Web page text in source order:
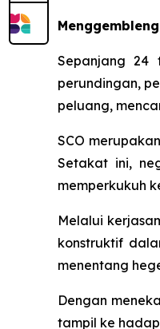
Sepanjang 24
perundingan,
peluang,
SCO
Setakat ini,
memperkukuh
Melalui
konstruktif
menentang
Dengan
tampil ke